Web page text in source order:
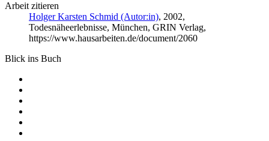
Arbeit zitieren
Holger Karsten Schmid (Autor:in), 2002,
Todesnäheerlebnisse, München, GRIN Verlag,
https://www.hausarbeiten.de/document/2060
Blick ins Buch